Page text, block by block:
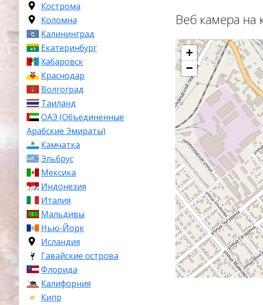
Кострома
Коломна
Калининград
Екатеринбург
Хабаровск
Краснодар
Волгоград
Таиланд
ОАЭ (Объединенные
Арабские Эмираты)
Камчатка
Эльбрус
Мексика
Индонезия
Италия
Мальдивы
Нью-Йорк
Исландия
Гавайские острова
Флорида
Калифорния
Кипр
Веб камера на
+
−